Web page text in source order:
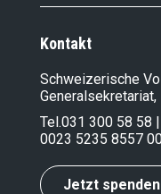
Kontakt
Schweizerische
Tel.031 300 58 58
0023 5235 8557
Jetzt spenden